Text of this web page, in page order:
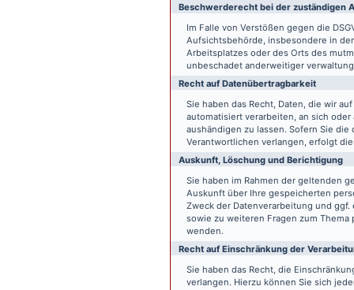
Beschwerde­recht bei der zuständigen
Im Falle von Verstößen gegen die
Aufsichtsbehörde, insbesondere in
Arbeitsplatzes oder des Orts des
unbeschadet anderweitiger
Recht auf Daten­übertrag­barkeit
Sie haben das Recht, Daten, die wir
automatisiert verarbeiten, an sich
aushändigen zu lassen. Sofern Sie
Verantwortlichen verlangen, erfolgt
Auskunft, Löschung und Berichtigung
Sie haben im Rahmen der geltenden
Auskunft über Ihre gespeicherten
Zweck der Datenverarbeitung und
sowie zu weiteren Fragen zum
wenden.
Recht auf Einschränkung der
Sie haben das Recht, die
verlangen. Hierzu können Sie sich